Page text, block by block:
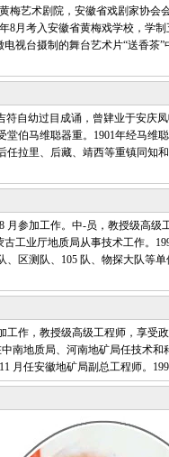
艺术剧院，安徽省戏剧家协会
8月考入安徽省黄梅戏学校，学
视台摄制的舞台艺术片“送香茶
自幼过目成诵，曾肄业于安庆
伯马维聪器重。1901年经马维
拉里、后藏、靖西等重镇同知
参加工作。中-员，教授级高级
工业厅地质局从事技术工作。
、区测队、105 队、物探大队
作，教授级高级工程师，享受政
南地质局、河南地矿局任技术
月任安徽地矿局副总工程师。